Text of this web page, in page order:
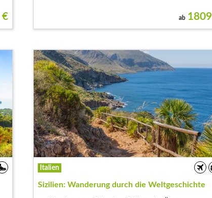
€ ab 1809
Italien
Sizilien: Wanderung durch die Weltgeschichte